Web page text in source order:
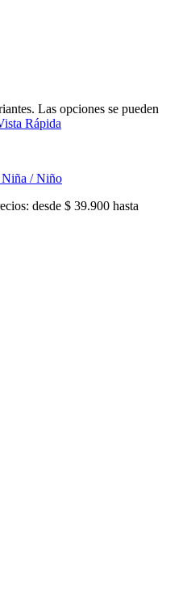
Las opciones se pueden
Rápida
/ Niño
desde $ 39.900 hasta